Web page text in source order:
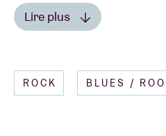
guitar. »
guitariste
Christopher Paul
dernière, s’offrait un
Lire plus
« She keeps the family
ROCK BLUES /